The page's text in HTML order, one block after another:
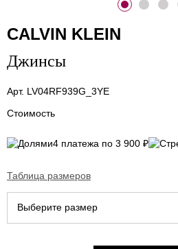
CALVIN KLEIN
Джинсы
Арт. LV04RF939G_3YE
Стоимость
4 платежа по 3 900 ₽
Таблица размеров
Выберите размер